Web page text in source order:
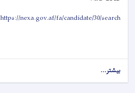
https://nexa.gov.af/fa/candidate/30/search
بیشتر...
اطلاعیه